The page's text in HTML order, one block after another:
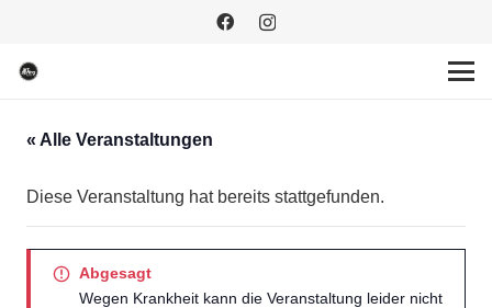
« Alle Veranstaltungen
Diese Veranstaltung hat bereits stattgefunden.
Abgesagt
Wegen Krankheit kann die Veranstaltung leider nicht